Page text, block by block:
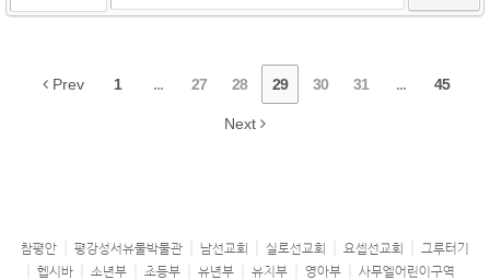
Prev 1 ... 27 28 29 30 31 ... 45
Next
참평안 평강성서유물박물관 남선교회 실로선교회 요셉선교회
그루터기
헵시바
소년부 초등부 유년부 유치부 영아부 사무엘어린이구역